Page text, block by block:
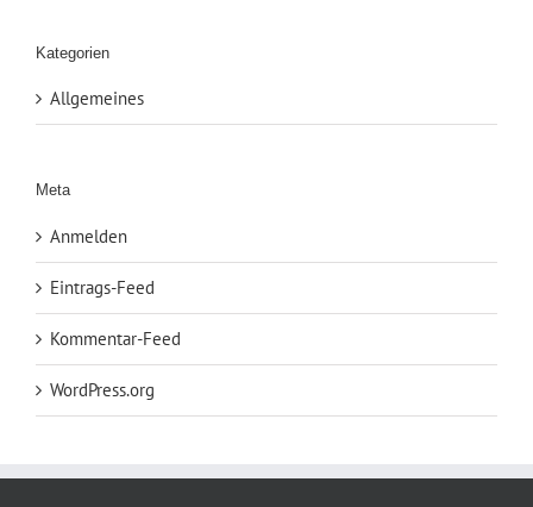
Kategorien
Allgemeines
Meta
Anmelden
Eintrags-Feed
Kommentar-Feed
WordPress.org